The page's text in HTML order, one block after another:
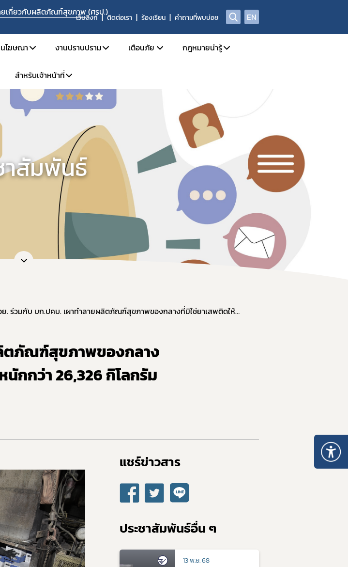
ยเกี่ยวกับผลิตภัณฑ์สุขภาพ (ศรป.)
เว็บลิงก์ ติดต่อเรา ร้องเรียน คำถามที่พบบ่อย EN
งเรียน
ยวกับการรับแจ้งความนำจับ การแสวงหาข้อเท็จจริง การพิจารณาวินิจฉัย และการจ่ายเงินสินบนนำจับ
โฆษณา
การขออนุญาตโฆษณา
วิธีการรายงานโฆษณาที่ผิดกฎหมาย
ข้อมูลเผยแพร่
งานปราบปราม
ข่าวจับกุมดำเนินคดี
เผาทำลายผลิตภัณฑ์สุขภาพของกลางที่มิใช่ยาเสพติดให้โทษ
เตือนภัย
Check Sure Share
ศูนย์ต่อต้านข่าวปลอม
กฎหมายน่ารู้
กฎหมายที่เกี่ยวข้องกับการโฆษณา
การร้องเรียน
ารเฝ้าระวังและตรวจสอบโฆษณา
ารปราบปราม
สำหรับเจ้าหน้าที่
สำหรับเจ้าหน้าที่ ศรป.
าสัมพันธ์
อย. ร่วมกับ บก.ปคบ. เผาทำลายผลิตภัณฑ์สุขภาพของกลางที่มิใช่ยาเสพติดให้โทษ ครั้งที่ 11 น้ำหนักกว่า 26,326 กิโลกรัม มูลค่ากว่า 300 ล้านบาท
ตภัณฑ์สุขภาพของกลาง
นักกว่า 26,326 กิโลกรัม
แชร์ข่าวสาร​
ประชาสัมพันธ์อื่น ๆ
13 พ.ย. 68